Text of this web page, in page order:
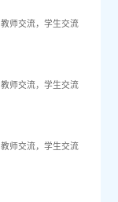
教师交流，学生交流
教师交流，学生交流
教师交流，学生交流